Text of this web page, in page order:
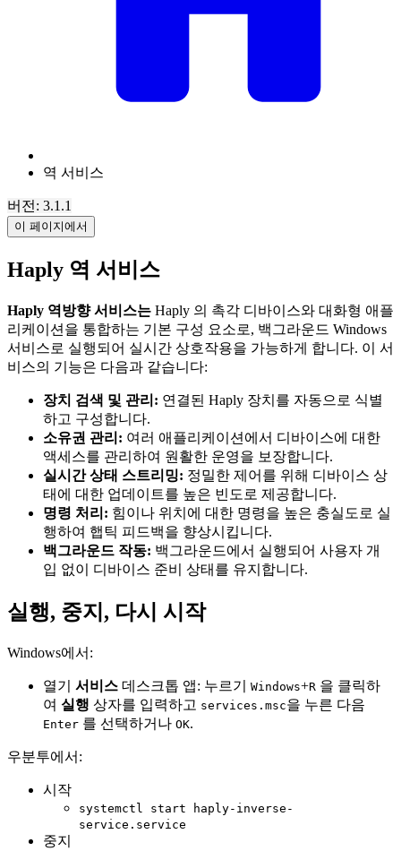
역 서비스
버전: 3.1.1
이 페이지에서
Haply 역 서비스
Haply 역방향 서비스는 Haply 의 촉각 디바이스와 대화형 애플
리케이션을 통합하는 기본 구성 요소로, 백그라운드 Windows
서비스로 실행되어 실시간 상호작용을 가능하게 합니다. 이 서
비스의 기능은 다음과 같습니다:
장치 검색 및 관리: 연결된 Haply 장치를 자동으로 식별
하고 구성합니다.
소유권 관리: 여러 애플리케이션에서 디바이스에 대한
액세스를 관리하여 원활한 운영을 보장합니다.
실시간 상태 스트리밍: 정밀한 제어를 위해 디바이스 상
태에 대한 업데이트를 높은 빈도로 제공합니다.
명령 처리: 힘이나 위치에 대한 명령을 높은 충실도로 실
행하여 햅틱 피드백을 향상시킵니다.
백그라운드 작동: 백그라운드에서 실행되어 사용자 개
입 없이 디바이스 준비 상태를 유지합니다.
실행, 중지, 다시 시작
Windows에서:
열기 서비스 데스크톱 앱: 누르기 Windows+R 을 클릭하
여 실행 상자를 입력하고 services.msc을 누른 다음
Enter 를 선택하거나 OK.
우분투에서:
시작
systemctl start haply-inverse-
service.service
중지